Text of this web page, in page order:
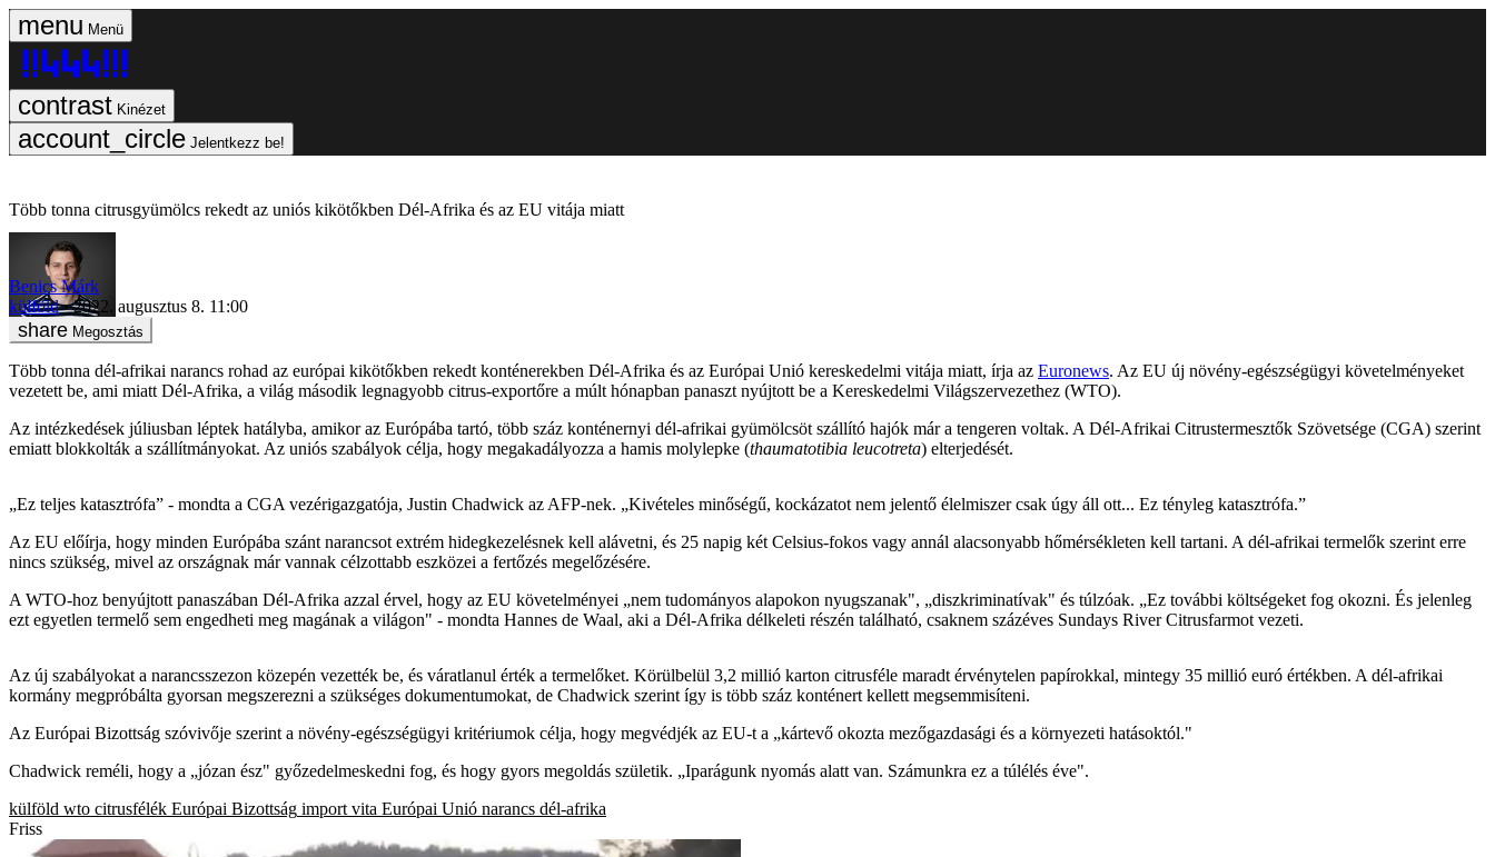
Menü
Kinézet
Jelentkezz be!
Több tonna citrusgyümölcs rekedt az uniós kikötőkben Dél-Afrika és az EU vitája miatt
Benics Márk
külföld
2022. augusztus 8. 11:00
Megosztás
Több tonna dél-afrikai narancs rohad az európai kikötőkben rekedt konténerekben Dél-Afrika és az Európai Unió kereskedelmi vitája miatt, írja az Euronews. Az EU új növény-egészségügyi követelményeket
vezetett be, ami miatt Dél-Afrika, a világ második legnagyobb citrus-exportőre a múlt hónapban panaszt nyújtott be a Kereskedelmi Világszervezethez (WTO).
Az intézkedések júliusban léptek hatályba, amikor az Európába tartó, több száz konténernyi dél-afrikai gyümölcsöt szállító hajók már a tengeren voltak. A Dél-Afrikai Citrustermesztők Szövetsége (CGA) szerint
emiatt blokkolták a szállítmányokat. Az uniós szabályok célja, hogy megakadályozza a hamis molylepke (thaumatotibia leucotreta) elterjedését.
„Ez teljes katasztrófa” - mondta a CGA vezérigazgatója, Justin Chadwick az AFP-nek. „Kivételes minőségű, kockázatot nem jelentő élelmiszer csak úgy áll ott... Ez tényleg katasztrófa.”
Az EU előírja, hogy minden Európába szánt narancsot extrém hidegkezelésnek kell alávetni, és 25 napig két Celsius-fokos vagy annál alacsonyabb hőmérsékleten kell tartani. A dél-afrikai termelők szerint erre
nincs szükség, mivel az országnak már vannak célzottabb eszközei a fertőzés megelőzésére.
A WTO-hoz benyújtott panaszában Dél-Afrika azzal érvel, hogy az EU követelményei „nem tudományos alapokon nyugszanak", „diszkriminatívak" és túlzóak. „Ez további költségeket fog okozni. És jelenleg
ezt egyetlen termelő sem engedheti meg magának a világon" - mondta Hannes de Waal, aki a Dél-Afrika délkeleti részén található, csaknem százéves Sundays River Citrusfarmot vezeti.
Az új szabályokat a narancsszezon közepén vezették be, és váratlanul érték a termelőket. Körülbelül 3,2 millió karton citrusféle maradt érvénytelen papírokkal, mintegy 35 millió euró értékben. A dél-afrikai
kormány megpróbálta gyorsan megszerezni a szükséges dokumentumokat, de Chadwick szerint így is több száz konténert kellett megsemmisíteni.
Az Európai Bizottság szóvivője szerint a növény-egészségügyi kritériumok célja, hogy megvédjék az EU-t a „kártevő okozta mezőgazdasági és a környezeti hatásoktól."
Chadwick reméli, hogy a „józan ész" győzedelmeskedni fog, és hogy gyors megoldás születik. „Iparágunk nyomás alatt van. Számunkra ez a túlélés éve".
külföld wto citrusfélék Európai Bizottság import vita Európai Unió narancs dél-afrika
Friss